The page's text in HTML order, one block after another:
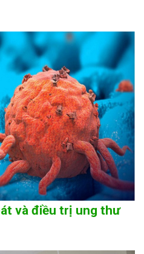
và điều trị ung thư